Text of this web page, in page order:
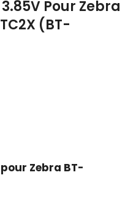
Pour Zebra
(BT-
Zebra BT-